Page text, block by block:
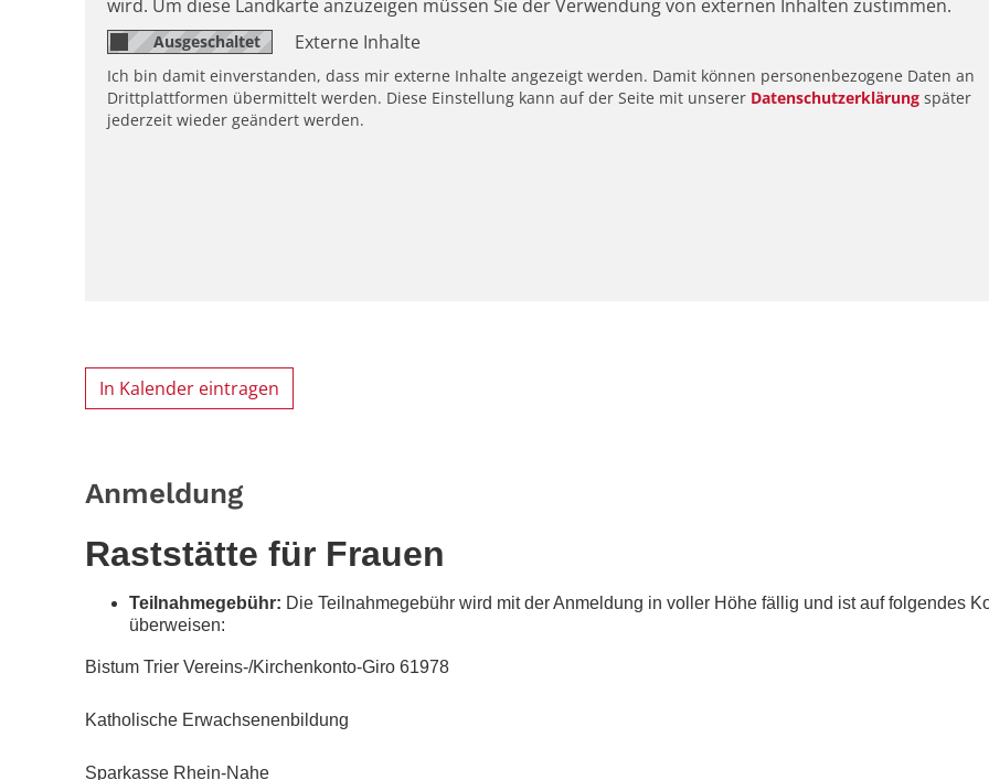
wird. Um diese Landkarte anzuzeigen müssen Sie der Verwendung von externen Inhalten zustimmen.
Externe Inhalte
Ich bin damit einverstanden, dass mir externe Inhalte angezeigt werden. Damit können personenbezogene Daten an
Drittplattformen übermittelt werden. Diese Einstellung kann auf der Seite mit unserer Datenschutzerklärung später
jederzeit wieder geändert werden.
In Kalender eintragen
Anmeldung